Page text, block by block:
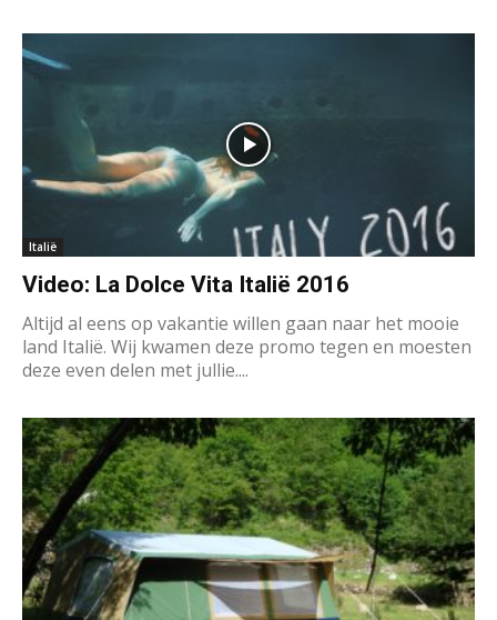
Italië
Video: La Dolce Vita Italië 2016
Altijd al eens op vakantie willen gaan naar het mooie
land Italië. Wij kwamen deze promo tegen en moesten
deze even delen met jullie....